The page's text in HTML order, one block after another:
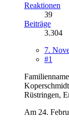
Reaktionen
39
Beiträge
3.304
7.
#1
Rüstringen,
Am 24.